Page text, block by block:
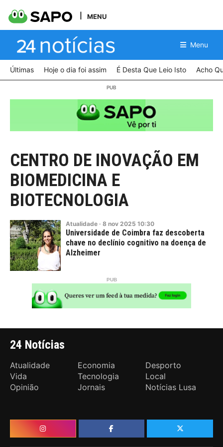
MENU
Menu
Últimas Hoje o dia foi assim É Desta Que Leio Isto Acho
CENTRO DE INOVAÇÃO EM
BIOMEDICINA E
BIOTECNOLOGIA
Atualidade · 8 nov 2025 10:30
Universidade de Coimbra faz descoberta
chave no declínio cognitivo na doença de
Alzheimer
24 Notícias
Atualidade Economia
Desporto
Vida
Tecnologia
Local
Opinião
Jornais Notícias Lusa